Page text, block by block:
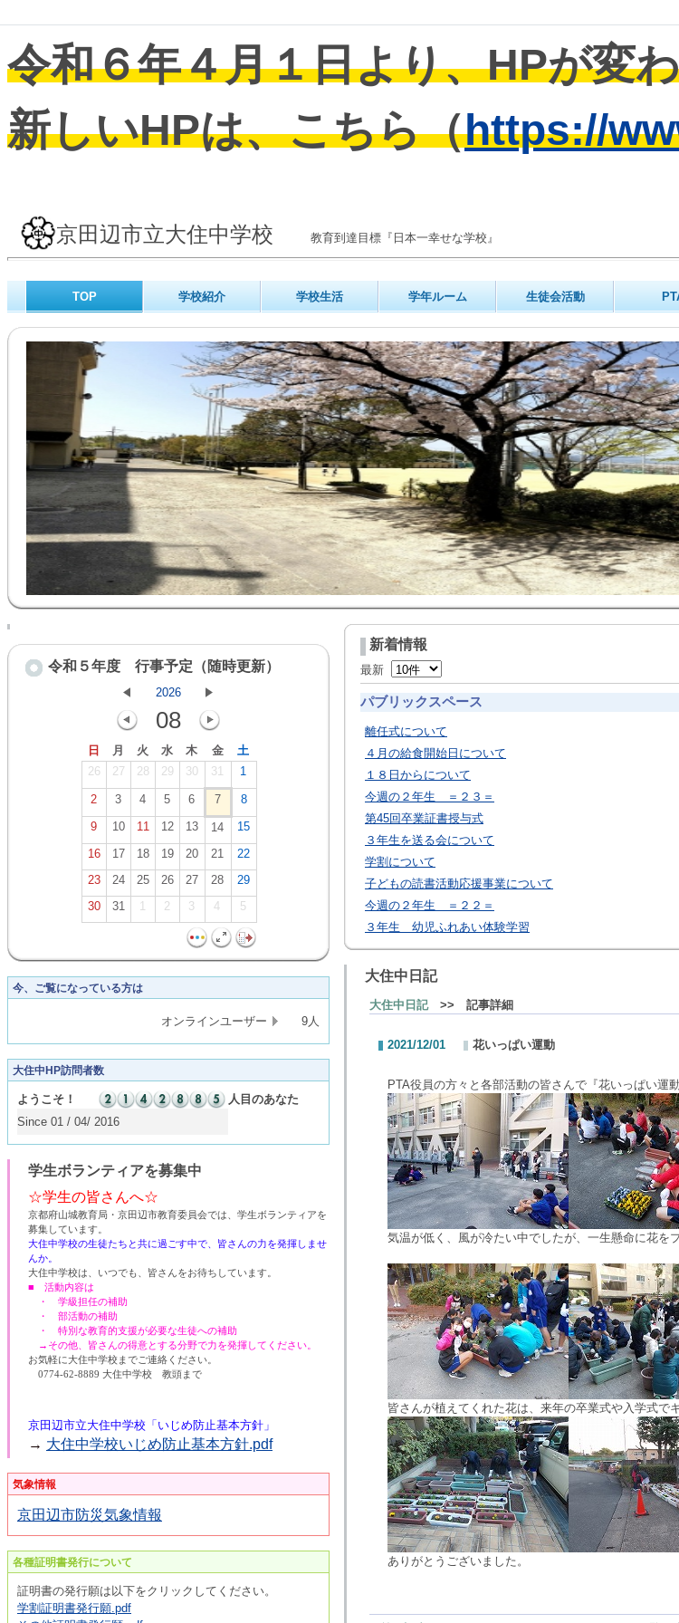
令和６年４月１日より、HPが変
新しいHPは、こちら（https://
京田辺市立大住中学校 教育到達目標『日本一幸せな学校』
TOP 学校紹介 学校生活 学年ルーム 生徒会活動
令和５年度 行事予定（随時更新）
2026
08
日 月 火 水 木 金
土
26
27 28 29 30 31 1
2 3 4 5 6 7
8
9
10 11 12 13 14
15
16
17 18 19 20 21
22
23
24 25 26 27 28
29
30
31 1 2 3 4 5
今、ご覧になっている方は
オンラインユーザー 9人
大住中HP訪問者数
ようこそ！
人目のあなた
Since 01 / 04/ 2016
学生ボランティアを募集中
☆学生の皆さんへ☆
京都府山城教育局・京田辺市教育委員会では、学生ボランティアを
募集しています。
大住中学校の生徒たちと共に過ごす中で、皆さんの力を発揮しませ
んか。
大住中学校は、いつでも、皆さんをお待ちしています。
■ 活動内容は
・ 学級担任の補助
・ 部活動の補助
・ 特別な教育的支援が必要な生徒への補助
→その他、皆さんの得意とする分野で力を発揮してください。
お気軽に大住中学校までご連絡ください。
0774-62-8889 大住中学校 教頭まで
京田辺市立大住中学校「いじめ防止基本方針」
→ 大住中学校いじめ防止基本方針.pdf
気象情報
京田辺市防災気象情報
各種証明書発行について
証明書の発行願は以下をクリックしてください。
学割証明書発行願.pdf
新着情報
最新
パブリックスペース
離任式について
４月の給食開始日について
１８日からについて
今週の２年生 ＝２３＝
第45回卒業証書授与式
３年生を送る会について
学割について
子どもの読書活動応援事業について
今週の２年生 ＝２２＝
３年生 幼児ふれあい体験学習
大住中日記
大住中日記>> 記事詳細
2021/12/01 花いっぱい運動
PTA役員の方々と各部活動の皆さんで『花いっぱい運
気温が低く、風が冷たい中でしたが、一生懸命に花を
皆さんが植えてくれた花は、来年の卒業式や入学式で
ありがとうございました。